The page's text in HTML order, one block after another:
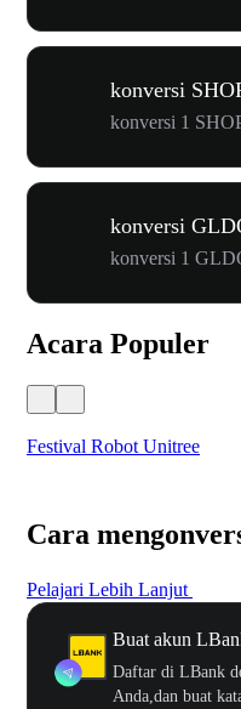
konversi
konversi 1
konversi
konversi 1
Acara Populer
Festival Robot Unitree
Cara
Pelajari Lebih Lanjut
Buat akun
Daftar di LBank
Anda,dan buat